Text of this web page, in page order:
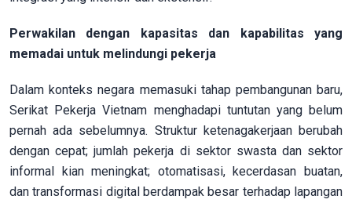
Perwakilan dengan kapasitas dan kapabilitas yang
memadai untuk melindungi pekerja
Dalam konteks negara memasuki tahap pembangunan baru,
Serikat Pekerja Vietnam menghadapi tuntutan yang belum
pernah ada sebelumnya. Struktur ketenagakerjaan berubah
dengan cepat; jumlah pekerja di sektor swasta dan sektor
informal kian meningkat; otomatisasi, kecerdasan buatan,
dan transformasi digital berdampak besar terhadap lapangan